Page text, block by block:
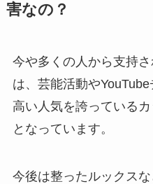
害なの？
今や多くの人から支持
は、芸能活動や
高い人気を誇っている
となっています。
今後は整ったルックス